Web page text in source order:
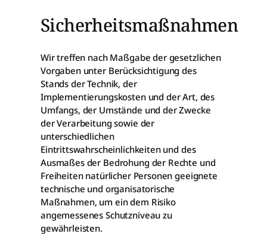
Sicherheitsmaßnahmen
Wir treffen nach Maßgabe der gesetzlichen
Vorgaben unter Berücksichtigung des
Stands der Technik, der
Implementierungskosten und der Art, des
Umfangs, der Umstände und der Zwecke
der Verarbeitung sowie der
unterschiedlichen
Eintrittswahrscheinlichkeiten und des
Ausmaßes der Bedrohung der Rechte und
Freiheiten natürlicher Personen geeignete
technische und organisatorische
Maßnahmen, um ein dem Risiko
angemessenes Schutzniveau zu
gewährleisten.